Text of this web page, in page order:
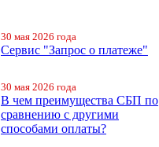
30 мая 2026 года
Сервис "Запрос о платеже"
30 мая 2026 года
В чем преимущества СБП по
сравнению с другими
способами оплаты?